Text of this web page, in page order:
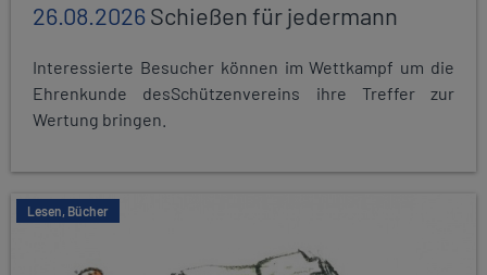
26.08.2026Schießen für jedermann
Interessierte Besucher können im Wettkampf um die
Ehrenkunde desSchützenvereins ihre Treffer zur
Wertung bringen.
Lesen, Bücher